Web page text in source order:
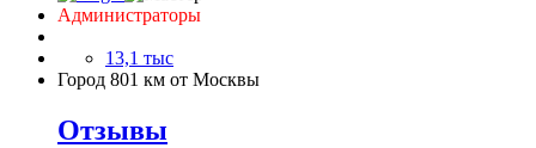
Администраторы
13,1 тыс
Город 801 км от Москвы
Отзывы